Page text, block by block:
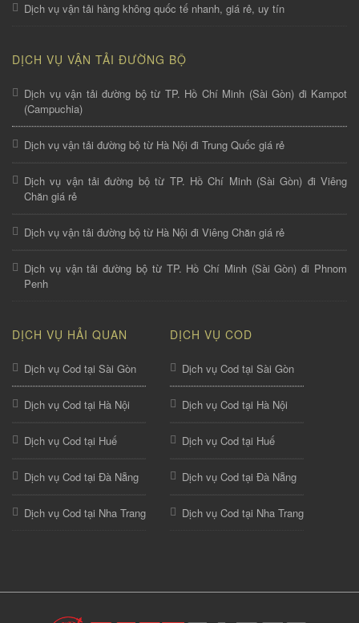
Dịch vụ vận tải hàng không quốc tế nhanh, giá rẻ, uy tín
DỊCH VỤ VẬN TẢI ĐƯỜNG BỘ
Dịch vụ vận tải đường bộ từ TP. Hồ Chí Minh (Sài Gòn) đi Kampot
(Campuchia)
Dịch vụ vận tải đường bộ từ Hà Nội đi Trung Quốc giá rẻ
Dịch vụ vận tải đường bộ từ TP. Hồ Chí Minh (Sài Gòn) đi Viêng
Chăn giá rẻ
Dịch vụ vận tải đường bộ từ Hà Nội đi Viêng Chăn giá rẻ
Dịch vụ vận tải đường bộ từ TP. Hồ Chí Minh (Sài Gòn) đi Phnom
Penh
DỊCH VỤ HẢI QUAN
Dịch vụ Cod tại Sài Gòn
Dịch vụ Cod tại Hà Nội
Dịch vụ Cod tại Huế
Dịch vụ Cod tại Đà Nẵng
Dịch vụ Cod tại Nha Trang
DỊCH VỤ COD
Dịch vụ Cod tại Sài Gòn
Dịch vụ Cod tại Hà Nội
Dịch vụ Cod tại Huế
Dịch vụ Cod tại Đà Nẵng
Dịch vụ Cod tại Nha Trang